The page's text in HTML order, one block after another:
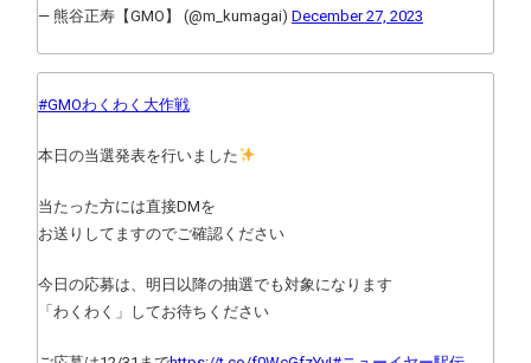
— 熊谷正寿【GMO】 (@m_kumagai) December 27, 2023
#GMOわくわく大作戦
本日の当選発表を行いました
当たった方には直接DMを
お送りしてますのでご確認ください
今日の応募は、明日以降の抽選でも対象になります
「わくわく」してお待ちください